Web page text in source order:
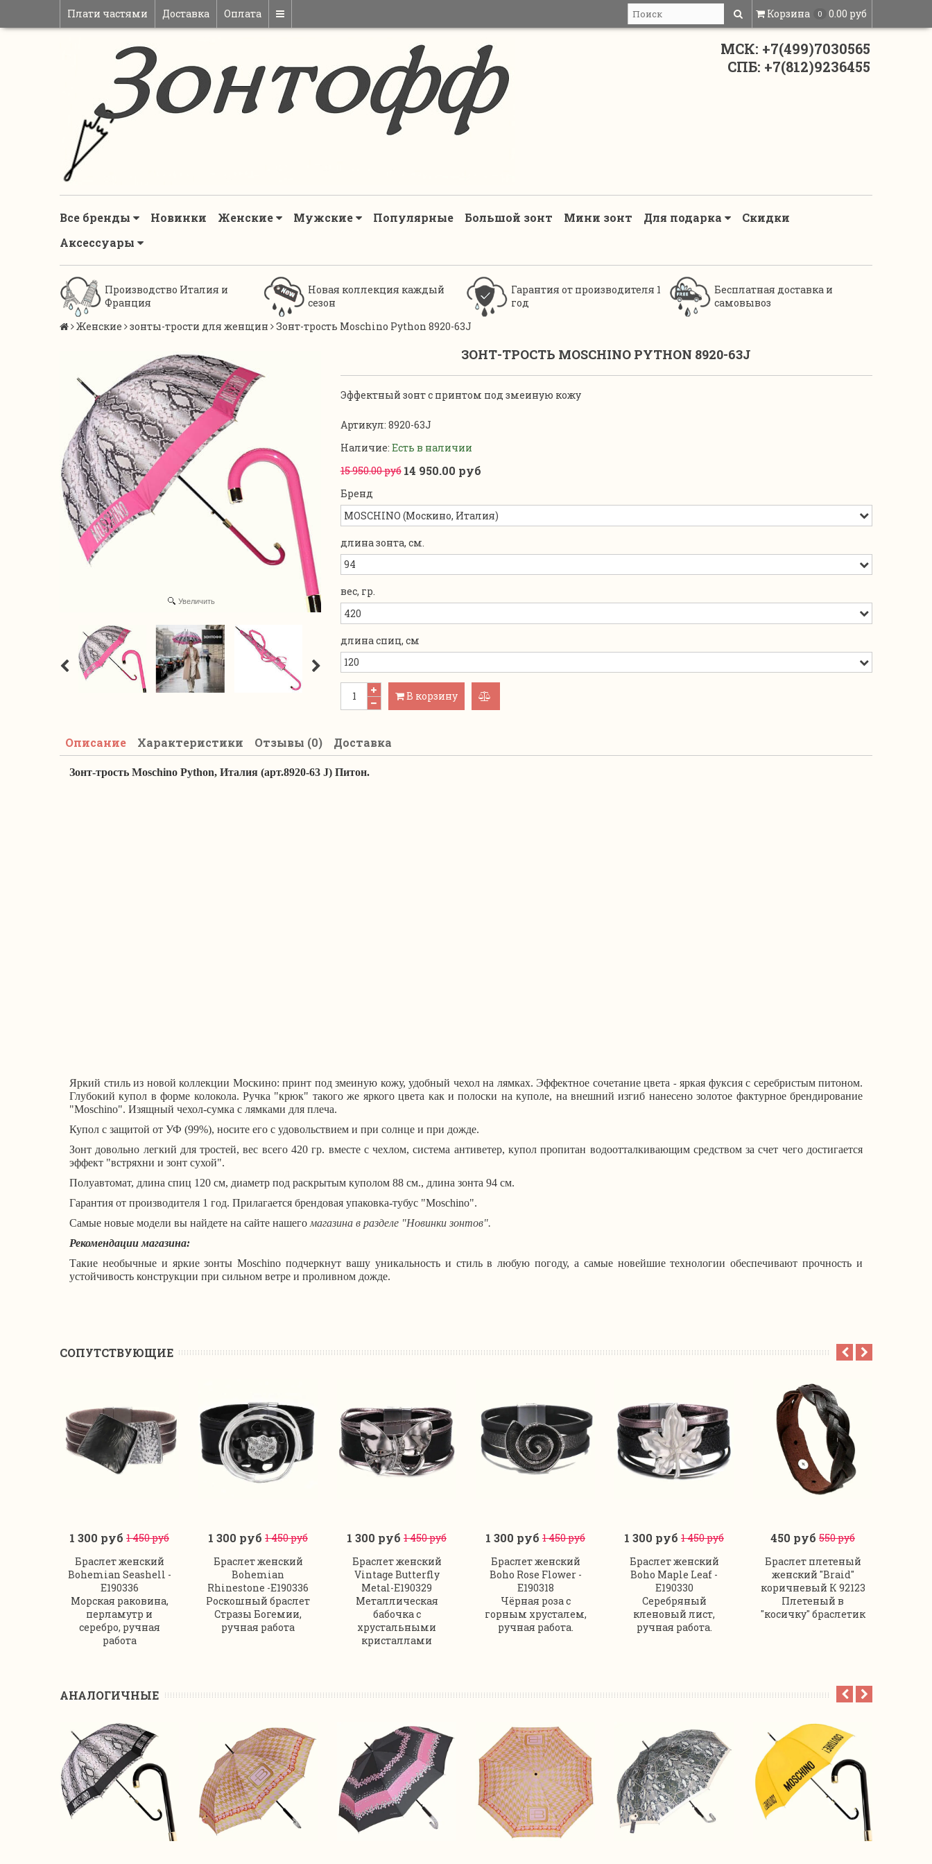
Плати частями Доставка Оплата Корзина 0 0.00 руб
МСК: +7(499)7030565
СПБ: +7(812)9236455
Все бренды Новинки Женские Мужские Популярные Большой зонт Мини зонт Для подарка
Скидки
Аксессуары
Производство Италия и
Франция
Новая коллекция каждый
сезон
Гарантия от производителя 1
год
Бесплатная доставка и
самовывоз
Женские
зонты-трости для женщин Зонт-трость Moschino Python 8920-63J
Увеличить
ЗОНТ-ТРОСТЬ MOSCHINO PYTHON 8920-63J
Эффектный зонт с принтом под змеиную кожу
Артикул: 8920-63J
Наличие: Есть в наличии
15 950.00 руб 14 950.00 руб
Бренд
длина зонта, см.
вес, гр.
длина спиц, см
В корзину
Описание Характеристики Отзывы (0) Доставка
Зонт-трость Moschino Python, Италия (арт.8920-63 J) Питон.
Яркий стиль из новой коллекции Москино: принт под змеиную кожу, удобный чехол на лямках. Эффектное сочетание цвета - яркая фуксия с серебристым питоном.
Глубокий купол в форме колокола.Ручка "крюк" такого же яркого цвета как и полоски на куполе, на внешний изгиб нанесено золотое фактурное брендирование
"Moschino". Изящный чехол-сумка с лямками для плеча.
Купол с защитой от УФ (99%), носите его с удовольствием и при солнце и при дожде.
Зонт довольно легкий для тростей, вес всего 420 гр. вместе с чехлом, система антиветер, купол пропитан водоотталкивающим средством за счет чего достигается
эффект "встряхни и зонт сухой".
Полуавтомат, длина спиц 120 см, диаметр под раскрытым куполом 88 см., длина зонта 94 см.
Гарантия от производителя 1 год. Прилагается брендовая упаковка-тубус "Moschino".
Самые новые модели вы найдете на сайте нашего магазина в разделе "Новинки зонтов".
Рекомендации магазина:
Такие необычные и яркие зонты Moschino подчеркнут вашу уникальность и стиль в любую погоду, а самые новейшие технологии обеспечивают прочность и
устойчивость конструкции при сильном ветре и проливном дожде.
CОПУТСТВУЮЩИЕ
В корзину
1 300 руб 1 450 руб
Браслет женский
Bohemian Seashell -
E190336
Морская раковина,
перламутр и
серебро, ручная
работа
В корзину
1 300 руб 1 450 руб
Браслет женский
Bohemian
Rhinestone -E190336
Роскошный браслет
Стразы Богемии,
ручная работа
В корзину
1 300 руб 1 450 руб
Браслет женский
Vintage Butterfly
Metal-E190329
Металлическая
бабочка с
хрустальными
кристаллами
В корзину
1 300 руб 1 450 руб
Браслет женский
Boho Rose Flower -
E190318
Чёрная роза с
горным хрусталем,
ручная работа.
В корзину
1 300 руб 1 450 руб
Браслет женский
Boho Maple Leaf -
E190330
Серебряный
кленовый лист,
ручная работа.
В корзину
450 руб 550 руб
Браслет плетеный
женский "Braid"
коричневый К 92123
Плетеный в
"косичку" браслетик
АНАЛОГИЧНЫЕ